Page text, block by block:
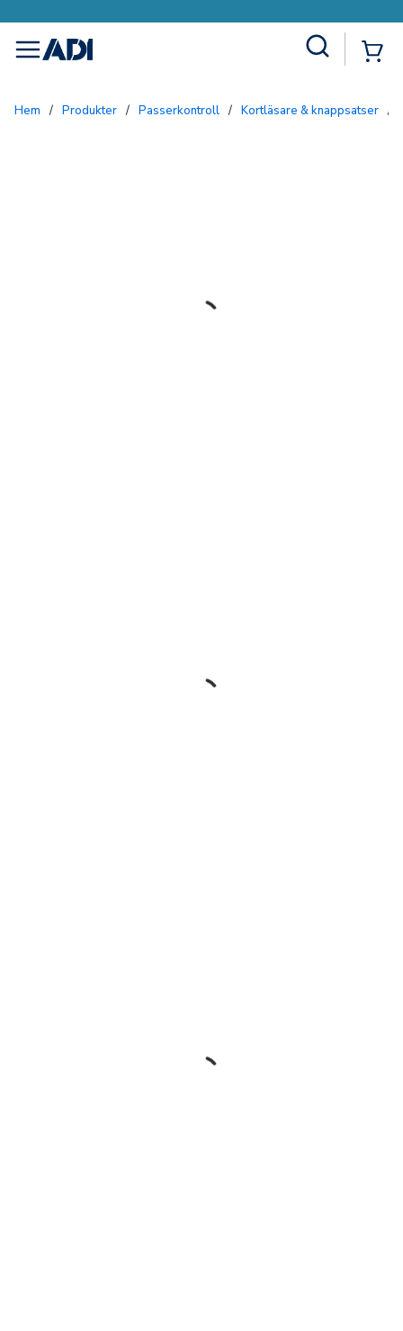
menu
Hem / Produkter / Passerkontroll / Kortläsare & knappsatser /